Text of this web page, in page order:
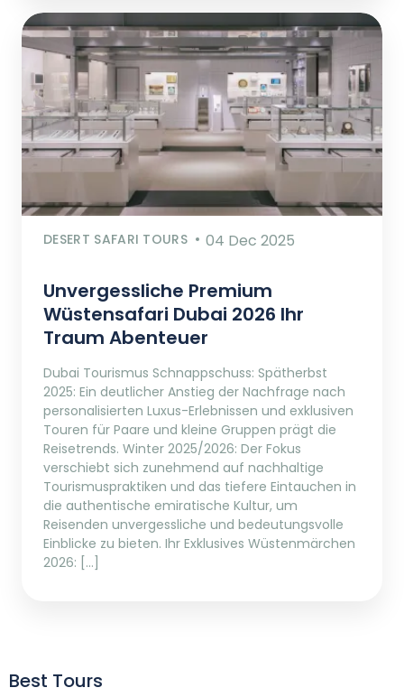
DESERT SAFARI TOURS 04 Dec 2025
Unvergessliche Premium
Wüstensafari Dubai 2026 Ihr
Traum Abenteuer
Dubai Tourismus Schnappschuss: Spätherbst
2025: Ein deutlicher Anstieg der Nachfrage nach
personalisierten Luxus-Erlebnissen und exklusiven
Touren für Paare und kleine Gruppen prägt die
Reisetrends. Winter 2025/2026: Der Fokus
verschiebt sich zunehmend auf nachhaltige
Tourismuspraktiken und das tiefere Eintauchen in
die authentische emiratische Kultur, um
Reisenden unvergessliche und bedeutungsvolle
Einblicke zu bieten. Ihr Exklusives Wüstenmärchen
2026: […]
Best Tours